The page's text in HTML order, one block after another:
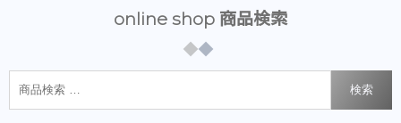
online shop 商品検索
検索